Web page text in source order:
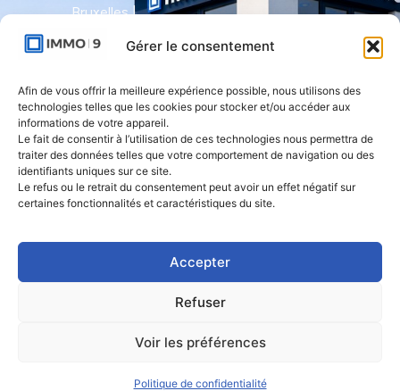
Gérer le consentement
Afin de vous offrir la meilleure expérience possible, nous utilisons des
technologies telles que les cookies pour stocker et/ou accéder aux
informations de votre appareil.
Le fait de consentir à l’utilisation de ces technologies nous permettra de
traiter des données telles que votre comportement de navigation ou des
identifiants uniques sur ce site.
Le refus ou le retrait du consentement peut avoir un effet négatif sur
certaines fonctionnalités et caractéristiques du site.
Accepter
Refuser
Voir les préférences
Politique de confidentialité
Bruxelles |
491 - bte 12 |
IMMO-9 Namur |
Rue de l'Armée
Grouchy 1 |
5000 Namur
| Rue des
Politique de confidentialitéMentions légales